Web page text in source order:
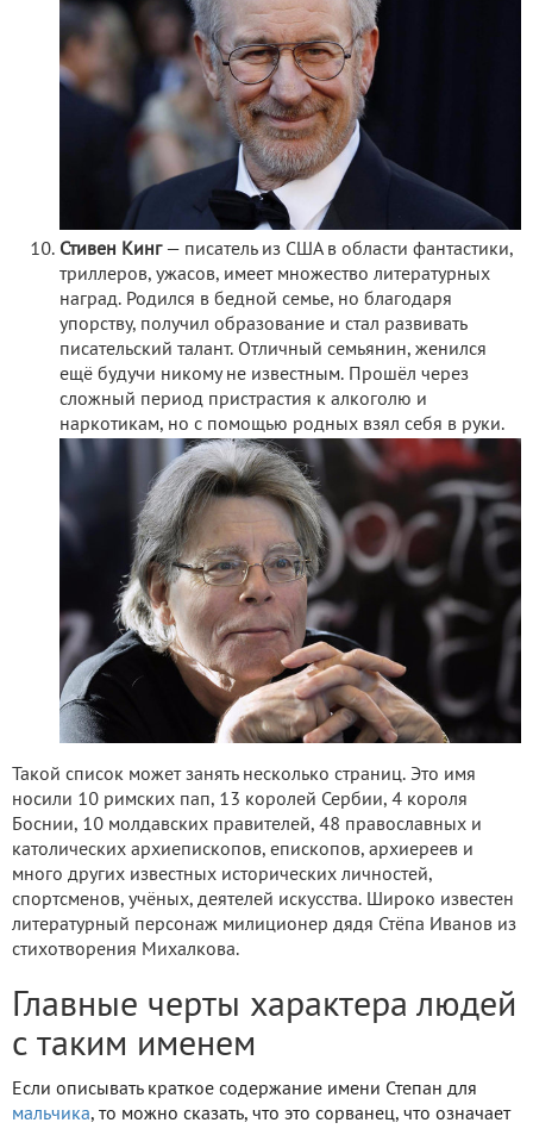
Стивен Кинг— писатель из США в области фантастики,
триллеров, ужасов, имеет множество литературных
наград. Родился в бедной семье, но благодаря
упорству, получил образование и стал развивать
писательский талант. Отличный семьянин, женился
ещё будучи никому не известным. Прошёл через
сложный период пристрастия к алкоголю и
наркотикам, но с помощью родных взял себя в руки.
Такой список может занять несколько страниц. Это имя
носили 10 римских пап, 13 королей Сербии, 4 короля
Боснии, 10 молдавских правителей, 48 православных и
католических архиепископов, епископов, архиереев и
много других известных исторических личностей,
спортсменов, учёных, деятелей искусства. Широко известен
литературный персонаж милиционер дядя Стёпа Иванов из
стихотворения Михалкова.
Главные черты характера людей
с таким именем
Если описывать краткое содержание имени Степан для
мальчика, то можно сказать, что это сорванец, что означает